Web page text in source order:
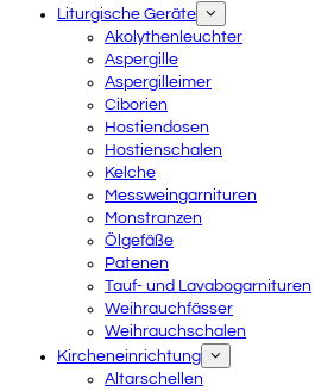
Liturgische Geräte
Akolythenleuchter
Aspergille
Aspergilleimer
Ciborien
Hostiendosen
Hostienschalen
Kelche
Messweingarnituren
Monstranzen
Ölgefäße
Patenen
Tauf- und Lavabogarnituren
Weihrauchfässer
Weihrauchschalen
Kircheneinrichtung
Altarschellen